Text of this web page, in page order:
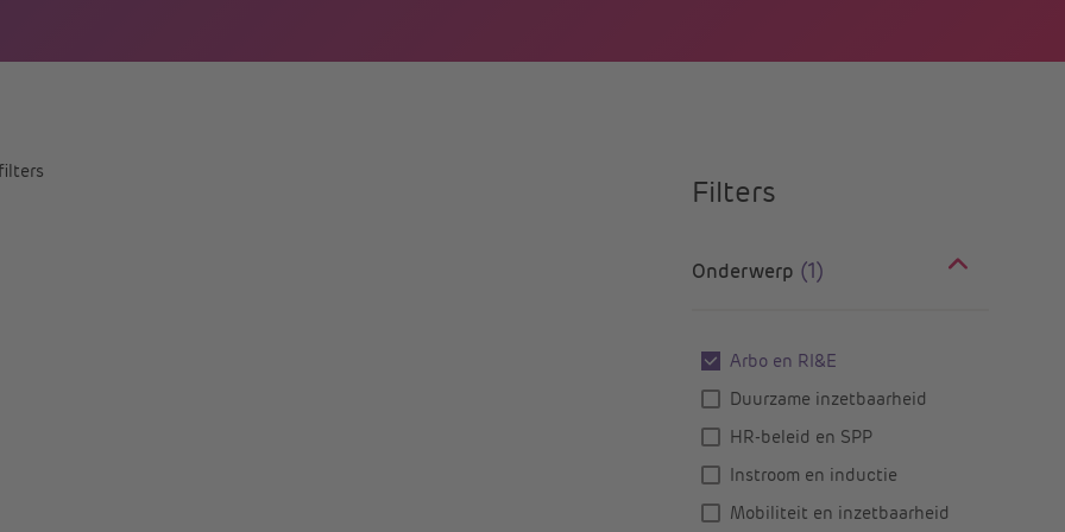
Filters
Onderwerp (1)
Arbo en RI&E
Duurzame inzetbaarheid
HR-beleid en SPP
Instroom en inductie
Mobiliteit en inzetbaarheid